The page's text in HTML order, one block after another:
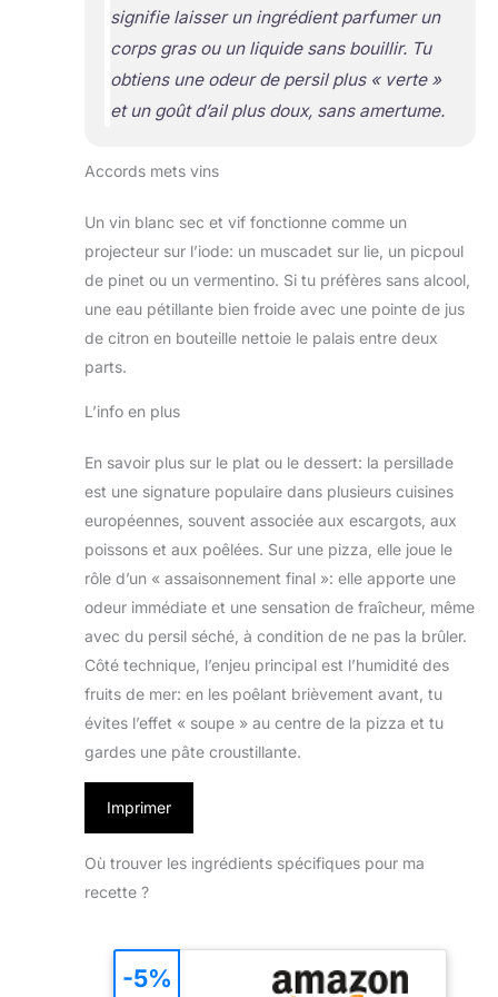
signifie laisser un ingrédient parfumer un
corps gras ou un liquide sans bouillir. Tu
obtiens une odeur de persil plus « verte »
et un goût d’ail plus doux, sans amertume.
Accords mets vins
Un vin blanc sec et vif fonctionne comme un
projecteur sur l’iode: un muscadet sur lie, un picpoul
de pinet ou un vermentino. Si tu préfères sans alcool,
une eau pétillante bien froide avec une pointe de jus
de citron en bouteille nettoie le palais entre deux
parts.
L’info en plus
En savoir plus sur le plat ou le dessert: la persillade
est une signature populaire dans plusieurs cuisines
européennes, souvent associée aux escargots, aux
poissons et aux poêlées. Sur une pizza, elle joue le
rôle d’un « assaisonnement final »: elle apporte une
odeur immédiate et une sensation de fraîcheur, même
avec du persil séché, à condition de ne pas la brûler.
Côté technique, l’enjeu principal est l’humidité des
fruits de mer: en les poêlant brièvement avant, tu
évites l’effet « soupe » au centre de la pizza et tu
gardes une pâte croustillante.
Imprimer
Où trouver les ingrédients spécifiques pour ma
recette ?
-5%